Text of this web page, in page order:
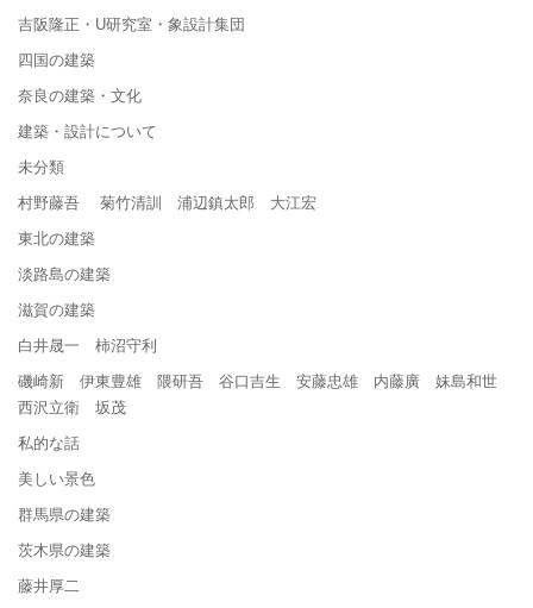
吉阪隆正・U研究室・象設計集団
四国の建築
奈良の建築・文化
建築・設計について
未分類
村野藤吾 菊竹清訓 浦辺鎮太郎 大江宏
東北の建築
淡路島の建築
滋賀の建築
白井晟一 柿沼守利
磯崎新 伊東豊雄 隈研吾 谷口吉生 安藤忠雄 内藤廣 妹島和世
西沢立衛 坂茂
私的な話
美しい景色
群馬県の建築
茨木県の建築
藤井厚二